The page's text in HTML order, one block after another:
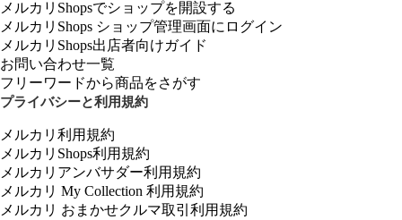
メルカリShopsでショップを開設する
メルカリShops ショップ管理画面にログイン
メルカリShops出店者向けガイド
お問い合わせ一覧
フリーワードから商品をさがす
プライバシーと利用規約
メルカリ利用規約
メルカリShops利用規約
メルカリアンバサダー利用規約
メルカリ My Collection 利用規約
メルカリ おまかせクルマ取引利用規約